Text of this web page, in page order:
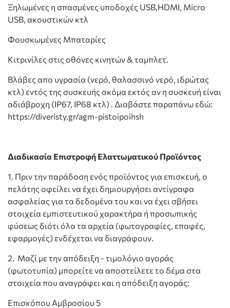
Ξηλωμένες η σπασμένες υποδοχές USB,HDMI, Micro
USB, ακουστικών κτλ
Φουσκωμένες Μπαταρίες
Κιτρινίλες στις οθόνες κινητών & ταμπλετ.
Bλάβες απο υγρασία (νερό, θαλασσινό νερό, ιδρώτας
κτλ) εντός της συσκευής ακόμα εκτός αν η συσκευή είναι
αδιάβροχη (IP67, IP68 κτλ) . Διαβάστε παραπάνω εδώ:
https://diveristy.gr/agm-pistoipoihsh
Διαδικασία Επιστροφή Ελαττωματικού Προϊόντος
1. Πριν την παράδοση ενός προϊόντος για επισκευή, ο
πελάτης οφείλει να έχει δημιουργήσει αντίγραφα
ασφαλείας για τα δεδομένα του και να έχει σβήσει
στοιχεία εμπιστευτικού χαρακτήρα ή προσωπικής
φύσεως διότι όλα τα αρχεία (φωτογραφίες, επαφές,
εφαρμογές) ενδέχεται να διαγράφουν.
2. Μαζί με την απόδειξη - τιμολόγιο αγοράς
(φωτοτυπία) μπορείτε να αποστείλετε το δέμα στα
στοιχεία που αναγράφει και η απόδειξη αγοράς:
Επισκόπου Αμβροσίου 5